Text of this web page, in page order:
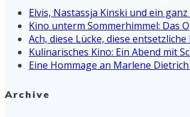
Elvis, Nastassja Kinski und ein
Kino unterm Sommerhimmel: Das
Ach, diese Lücke, diese
Kulinarisches Kino: Ein Abend mit
Eine Hommage an Marlene
Archive